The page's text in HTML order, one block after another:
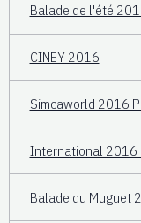
Balade de l'été
CINEY 2016
Simcaworld 2016
International 2016
Balade du Muguet